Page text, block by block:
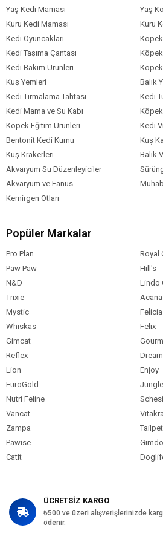
Yaş Kedi Maması
Yaş
Kuru Kedi Maması
Kuru
Kedi Oyuncakları
Köpek
Kedi Taşıma Çantası
Köpek
Kedi Bakım Ürünleri
Köpek
Kuş Yemleri
Balık
Kedi Tırmalama Tahtası
Kedi
Kedi Mama ve Su Kabı
Köpek
Köpek Eğitim Ürünleri
Kedi
Bentonit Kedi Kumu
Kuş
Kuş Krakerleri
Balık
Akvaryum Su Düzenleyiciler
Akvaryum ve Fanus
Kemirgen Otları
Popüler Markalar
Pro Plan
Royal
Paw Paw
Hill's
N&D
Lindo
Trixie
Acana
Mystic
Felicia
Whiskas
Felix
Gimcat
Reflex
Lion
Enjoy
EuroGold
Jungle
Nutri Feline
Vancat
Zampa
Pawise
Catit
ÜCRETSİZ KARGO
₺500 ve üzeri alışverişlerinizde
ödenir.